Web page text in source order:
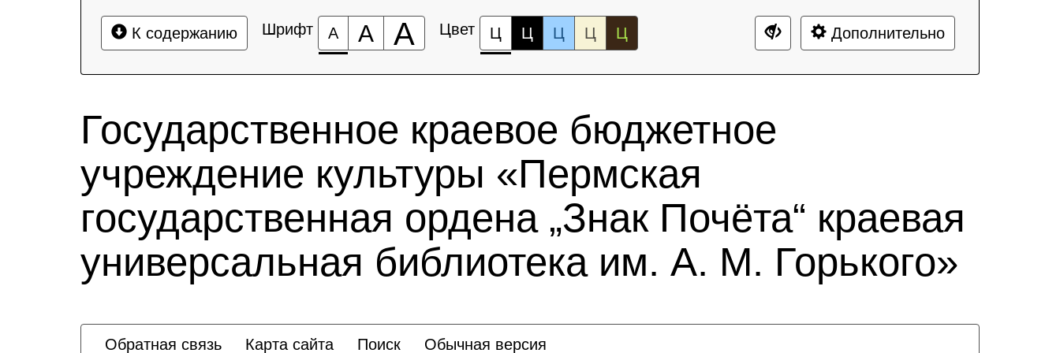
К содержанию Шрифт А А А Цвет Ц Ц Ц Ц Ц Дополнительно
Государственное краевое бюджетное
учреждение культуры «Пермская
государственная ордена „Знак Почёта“ краевая
универсальная библиотека им. А. М. Горького»
Обратная связь Карта сайта Поиск Обычная версия